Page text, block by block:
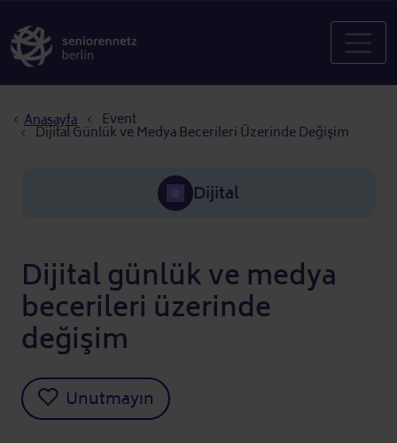
Anasayfa Event
Dijital Günlük ve Medya Becerileri Üzerinde Değişim
Dijital
Dijital günlük ve medya
becerileri üzerinde
değişim
Unutmayın